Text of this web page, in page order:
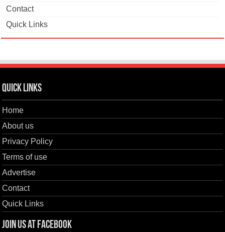
Contact
Quick Links
Quick Links
Home
About us
Privacy Policy
Terms of use
Advertise
Contact
Quick Links
Join us at Facebook